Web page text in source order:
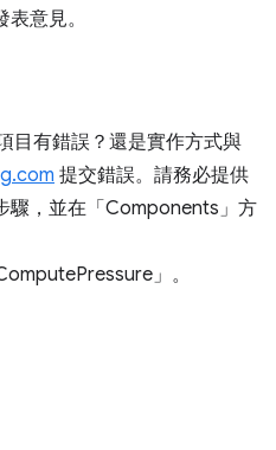
意見。
目有錯誤？還是實作方式與
提交錯誤。請務必提供
，並在「Components」 方
」 。